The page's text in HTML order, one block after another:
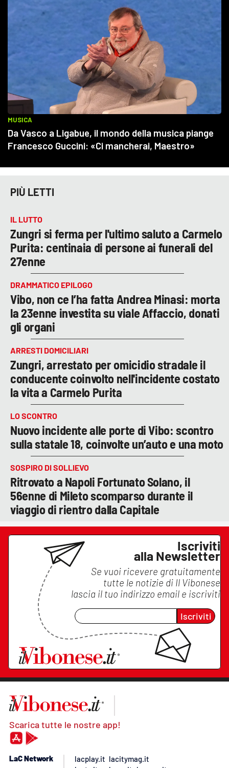
PIÙ LETTI
IL LUTTO
Zungri si ferma per l'ultimo saluto a Carmelo
Purita: centinaia di persone ai funerali del
27enne
DRAMMATICO EPILOGO
Vibo, non ce l’ha fatta Andrea Minasi: morta
la 23enne investita su viale Affaccio, donati
gli organi
ARRESTI DOMICILIARI
Zungri, arrestato per omicidio stradale il
conducente coinvolto nell'incidente costato
la vita a Carmelo Purita
LO SCONTRO
Nuovo incidente alle porte di Vibo: scontro
sulla statale 18, coinvolte un’auto e una moto
SOSPIRO DI SOLLIEVO
Ritrovato a Napoli Fortunato Solano, il
56enne di Mileto scomparso durante il
viaggio di rientro dalla Capitale
Iscriviti
alla Newsletter
Se vuoi ricevere gratuitamente
tutte le notizie di Il Vibonese
lascia il tuo indirizzo email e iscriviti
Iscriviti
Scarica tutte le nostre app!
LaC Network
lacplay.it lacitymag.it